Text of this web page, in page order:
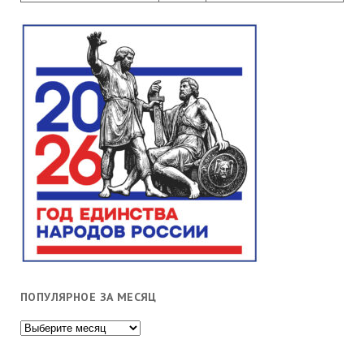
ПОПУЛЯРНОЕ ЗА МЕСЯЦ
Популярное